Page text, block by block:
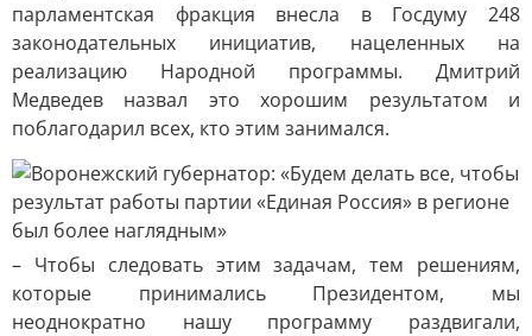
парламентская фракция внесла в Госдуму 248
законодательных инициатив, нацеленных на
реализацию Народной программы. Дмитрий
Медведев назвал это хорошим результатом и
поблагодарил всех, кто этим занимался.
– Чтобы следовать этим задачам, тем решениям,
которые принимались Президентом, мы
неоднократно нашу программу раздвигали,